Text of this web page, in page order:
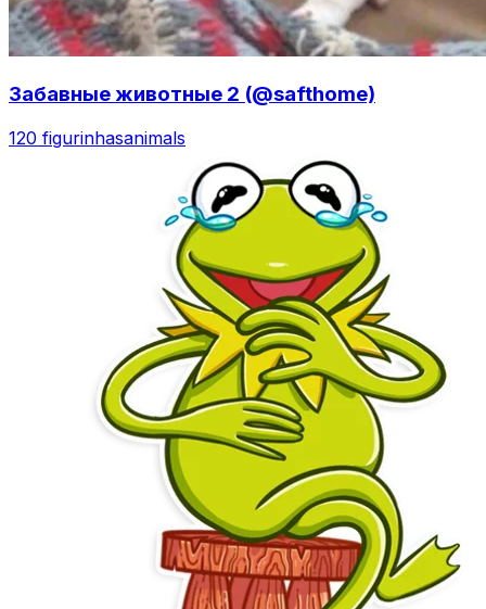
Забавные животные 2 (@safthome)
120 figurinhasanimals